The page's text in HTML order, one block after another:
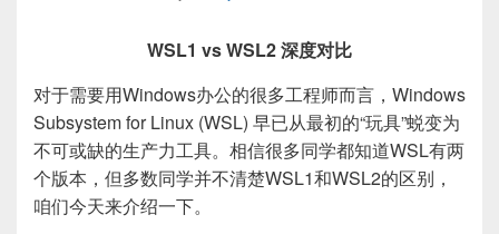
WSL1 vs WSL2 深度对比
对于需要用Windows办公的很多工程师而言，Windows
Subsystem for Linux (WSL) 早已从最初的“玩具”蜕变为
不可或缺的生产力工具。相信很多同学都知道WSL有两
个版本，但多数同学并不清楚WSL1和WSL2的区别，
咱们今天来介绍一下。